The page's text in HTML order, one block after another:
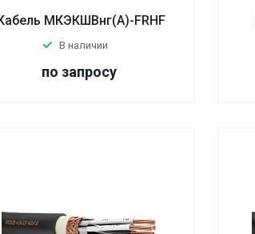
МКЭКШВнг(А)-FRHF
В наличии
по запросу